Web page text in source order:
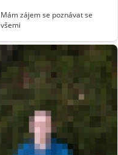
Mám zájem se poznávat se
všemi